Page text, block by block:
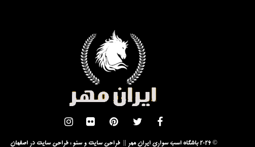
© 2026 باشگاه اسب سواری ایران مهر || طراحی سایت و سئو : طراحی سایت در اصفهان